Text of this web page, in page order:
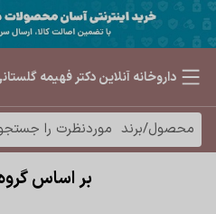
داروخانه آنلاین دکتر فهیمه
بر اساس